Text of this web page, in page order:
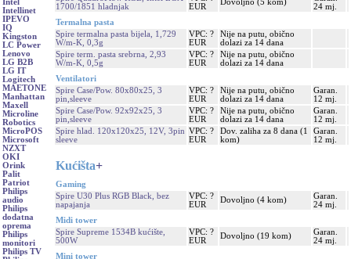
Intel
Intellinet
IPEVO
IQ
Kingston
LC Power
Lenovo
LG B2B
LG IT
Logitech
MAETONE
Manhattan
Maxell
Microline
Robotics
MicroPOS
Microsoft
NZXT
OKI
Orink
Palit
Patriot
Philips
audio
Philips
dodatna
oprema
Philips
monitori
Philips TV
1700/1851 hladnjak
EUR
24 mj.
Termalna pasta
Spire termalna pasta bijela, 1,729
W/m-K, 0,3g
VPC: ?
EUR
Nije na putu, obično
dolazi za 14 dana
Spire term. pasta srebrna, 2,93
W/m-K, 0,5g
VPC: ?
EUR
Nije na putu, obično
dolazi za 14 dana
Ventilatori
Spire Case/Pow. 80x80x25, 3
pin,sleeve
VPC: ?
EUR
Nije na putu, obično
dolazi za 14 dana
Garan.
12 mj.
Spire Case/Pow. 92x92x25, 3
pin,sleeve
VPC: ?
EUR
Nije na putu, obično
dolazi za 14 dana
Garan.
12 mj.
Spire hlad. 120x120x25, 12V, 3pin
sleeve
VPC: ?
EUR
Dov. zaliha za 8 dana (1
kom)
Garan.
12 mj.
Kućišta+
Gaming
Spire U30 Plus RGB Black, bez
napajanja
VPC: ?
EUR
Dovoljno (4 kom)
Garan.
24 mj.
Midi tower
Spire Supreme 1534B kućište,
500W
VPC: ?
EUR
Dovoljno (19 kom)
Garan.
24 mj.
Mini tower